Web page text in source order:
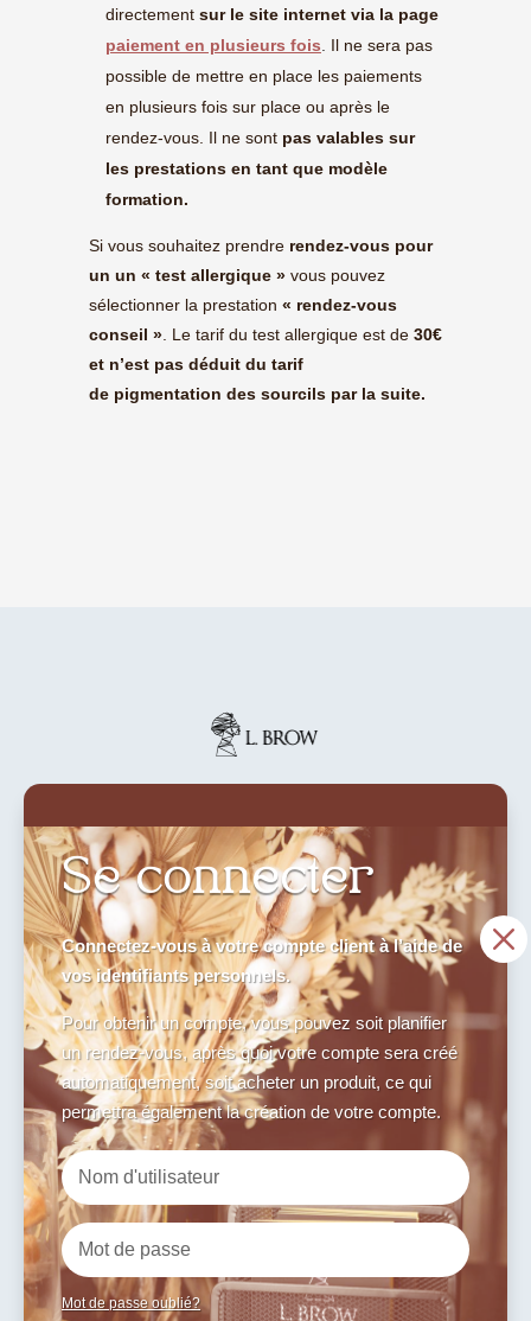
directement sur le site internet via la page
paiement en plusieurs fois
Il ne sera pas
possible de mettre en place les paiements
en plusieurs fois sur place ou après le
rendez-vous. Il ne sont pas valables sur
les prestations en tant que modèle
formation.
Si vous souhaitez prendre rendez-vous pour
un un « test allergique »vous pouvez
sélectionner la prestation « rendez-vous
conseil ». Le tarif du test allergique est de 30€
et n’est pas déduit du tarif
de pigmentation des sourcils par la suite.
M
Se connecter
Connectez-vous à votre compte client à l’aide de
vos identifiants personnels.
Pour obtenir un compte, vous pouvez soit planifier
un rendez-vous, après quoi votre compte sera créé
automatiquement, soit acheter un produit, ce qui
permettra également la création de votre compte.
Mot de passe oublié?